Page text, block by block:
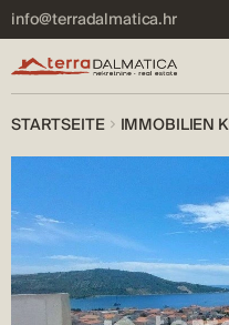
info@terradalmatica.hr
STARTSEITE IMMOBILIEN